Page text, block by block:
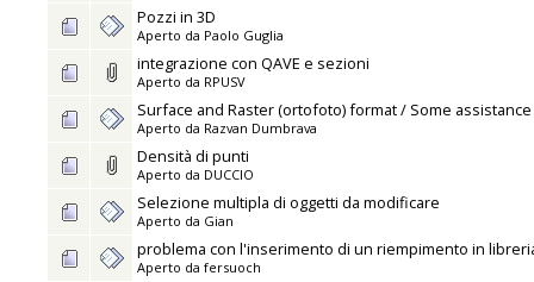
Pozzi in 3D
Aperto da Paolo Guglia
integrazione con QAVE e sezioni
Aperto da RPUSV
Surface and Raster (ortofoto) format / Some
Aperto da Razvan Dumbrava
Densità di punti
Aperto da DUCCIO
Selezione multipla di oggetti da modificare
Aperto da Gian
problema con l'inserimento di un riempimento in
Aperto da fersuoch